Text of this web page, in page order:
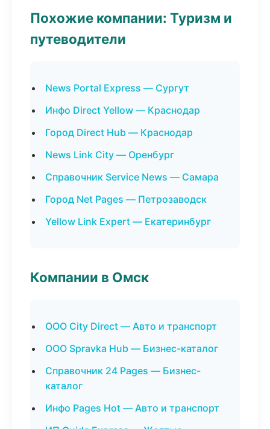
Похожие компании: Туризм и
путеводители
News Portal Express — Сургут
Инфо Direct Yellow — Краснодар
Город Direct Hub — Краснодар
News Link City — Оренбург
Справочник Service News — Самара
Город Net Pages — Петрозаводск
Yellow Link Expert — Екатеринбург
Компании в Омск
ООО City Direct — Авто и транспорт
ООО Spravka Hub — Бизнес-каталог
Справочник 24 Pages — Бизнес-
каталог
Инфо Pages Hot — Авто и транспорт